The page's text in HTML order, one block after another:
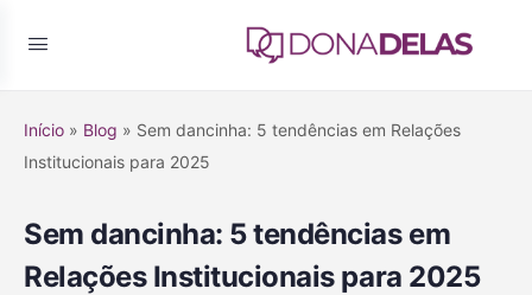
Início » Blog » Sem dancinha: 5 tendências em Relações
Institucionais para 2025
Sem dancinha: 5 tendências em
Relações Institucionais para 2025